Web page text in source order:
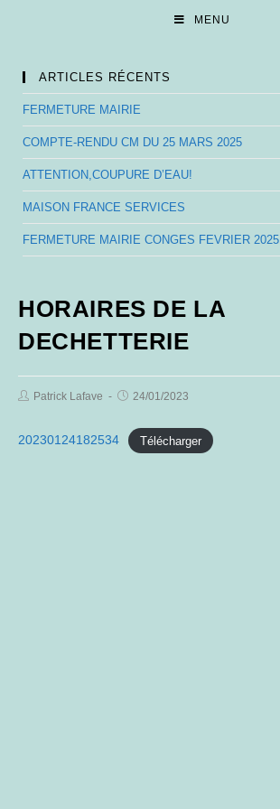
MENU
ARTICLES RÉCENTS
FERMETURE MAIRIE
COMPTE-RENDU CM DU 25 MARS 2025
ATTENTION,COUPURE D’EAU!
MAISON FRANCE SERVICES
FERMETURE MAIRIE CONGES FEVRIER 2025
HORAIRES DE LA
DECHETTERIE
PostPatrick Lafave
Post24/01/2023
20230124182534 Télécharger